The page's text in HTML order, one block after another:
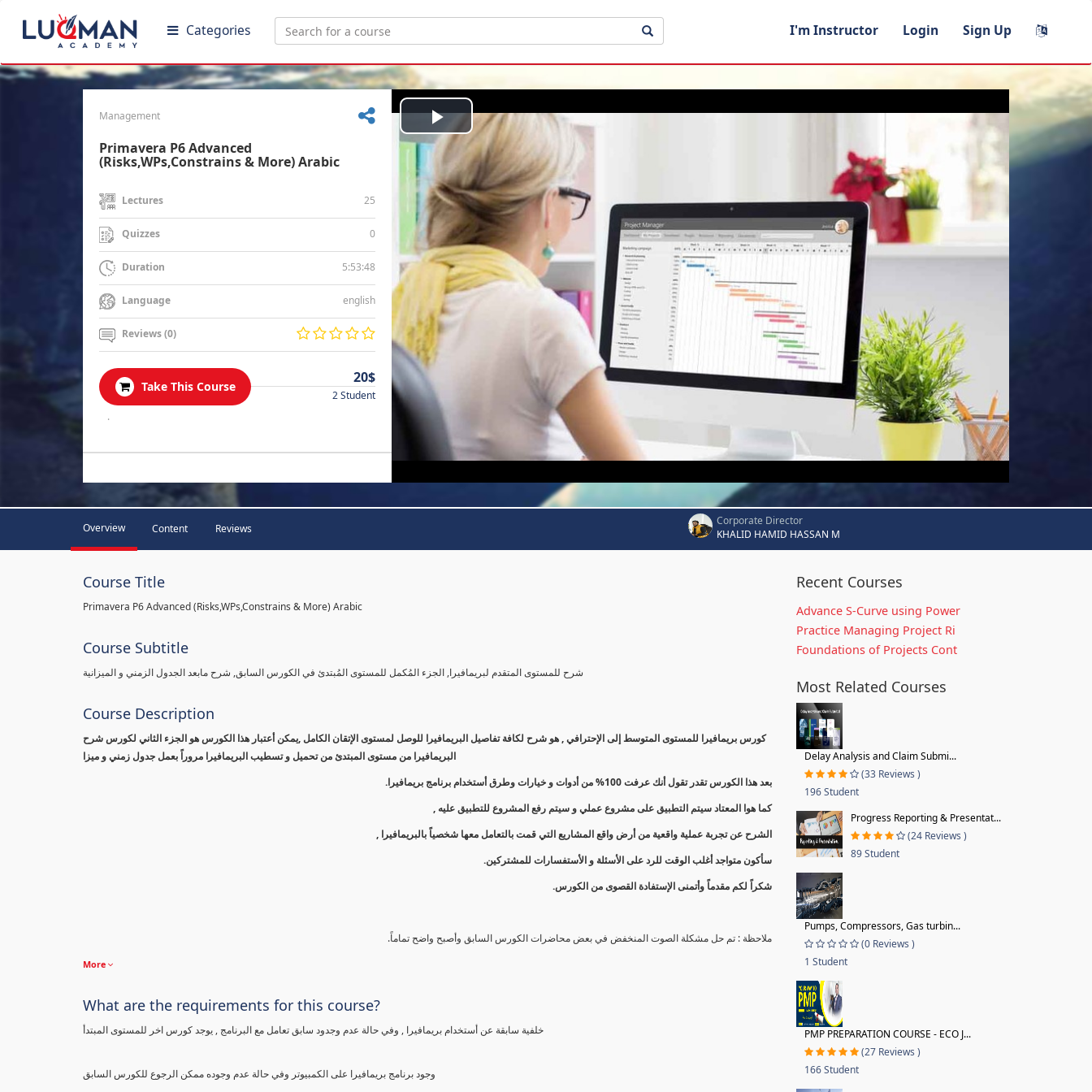
Categories I'm Instructor Login Sign Up
Management
Primavera P6 Advanced
(Risks,WPs,Constrains & More) Arabic
Lectures 25
Quizzes 0
Duration 5:53:48
Language english
Reviews (0)
Take This Course
20$
2 Student
.
Play
Video
Overview Content Reviews
Corporate Director
KHALID HAMID HASSAN M
Course Title
Primavera P6 Advanced (Risks,WPs,Constrains & More) Arabic
Course Subtitle
شرح للمستوى المتقدم لبريمافيرا, الجزء المُكمل للمستوى المُبتدئ في الكورس السابق, شرح مابعد الجدول الزمني و الميزانية
Course Description
كورس بريمافيرا للمستوى المتوسط إلى الإحترافي , هو شرح لكافة تفاصيل البريمافيرا للوصل لمستوى الإتقان الكامل ,يمكن أعتبار هذا الكورس هو الجزء الثاني لكورس شرح
البريمافيرا من مستوى المبتدئ من تحميل و تسطيب البريمافيرا مروراً بعمل جدول زمني و ميزا
بعد هذا الكورس تقدر تقول أنك عرفت 100% من أدوات و خيارات وطرق أستخدام برنامج بريمافيرا.
كما هوا المعتاد سيتم التطبيق على مشروع عملي و سيتم رفع المشروع للتطبيق عليه ,
الشرح عن تجربة عملية واقعية من أرض واقع المشاريع التي قمت بالتعامل معها شخصياً بالبريمافيرا ,
سأكون متواجد أغلب الوقت للرد على الأسئلة و الأستفسارات للمشتركين.
شكراً لكم مقدماً وأتمنى الإستفادة القصوى من الكورس.
ملاحظة : تم حل مشكلة الصوت المنخفض في بعض محاضرات الكورس السابق وأصبح واضح تماماً.
More
What are the requirements for this course?
خلفية سابقة عن أستخدام بريمافيرا , وفي حالة عدم وجدود سابق تعامل مع البرنامج , يوجد كورس اخر للمستوى المبتدأ
وجود برنامج بريمافيرا على الكمبيوتر وفي حالة عدم وجوده ممكن الرجوع للكورس السابق
Recent Courses
Advance S-Curve using Power
Practice Managing Project Ri
Foundations of Projects Cont
Most Related Courses
Delay Analysis and Claim Submi...
(33 Reviews )
196 Student
Progress Reporting & Presentat...
(24 Reviews )
89 Student
Pumps, Compressors, Gas turbin...
(0 Reviews )
1 Student
PMP PREPARATION COURSE - ECO J...
(27 Reviews )
166 Student